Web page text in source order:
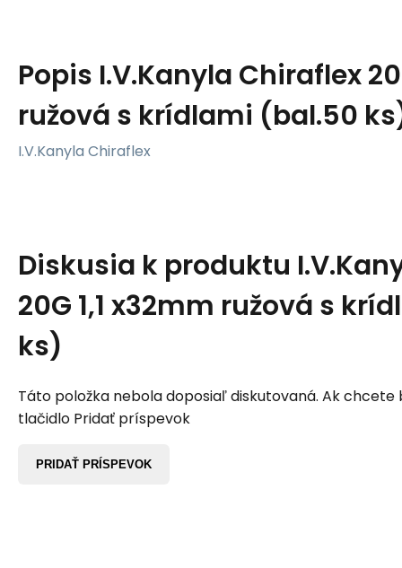
Popis I.V.Kanyla Chiraflex
ružová s krídlami (bal.50
I.V.Kanyla Chiraflex
Diskusia k produktu
20G 1,1 x32mm ružová s
ks)
Táto položka nebola doposiaľ diskutovaná. Ak chcete
tlačidlo Pridať príspevok
PRIDAŤ PRÍSPEVOK